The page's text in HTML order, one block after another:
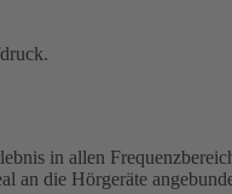
in allen
an die Hörgeräte